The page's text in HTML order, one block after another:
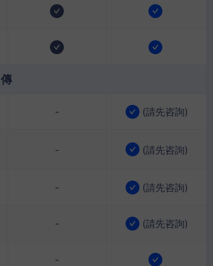
- (請先咨詢)
- (請先咨詢)
- (請先咨詢)
- (請先咨詢)
-